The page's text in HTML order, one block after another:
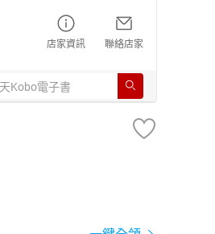
店家資訊 聯絡店家